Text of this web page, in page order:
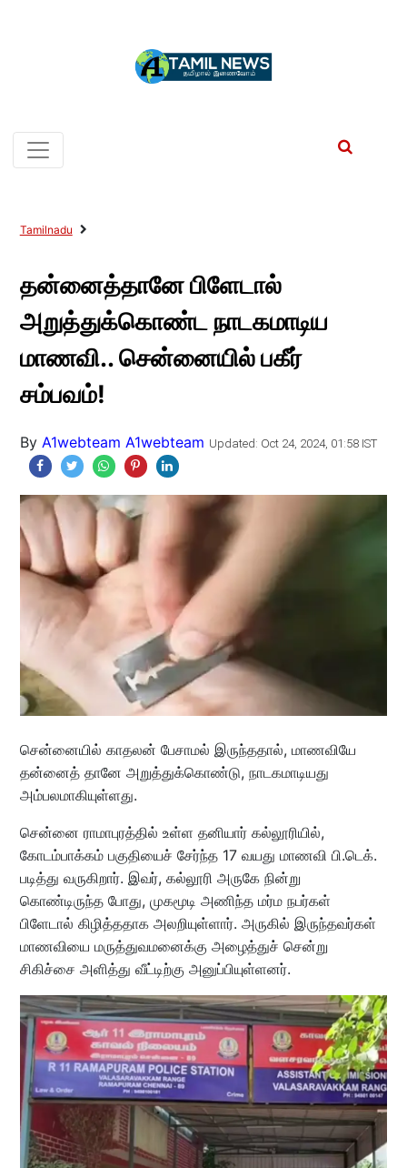
Tamilnadu
தன்னைத்தானே பிளேடால்
அறுத்துக்கொண்ட நாடகமாடிய
மாணவி.. சென்னையில் பகீர்
சம்பவம்!
By A1webteam A1webteam Updated: Oct 24, 2024, 01:58 IST
சென்னையில் காதலன் பேசாமல் இருந்ததால், மாணவியே
தன்னைத் தானே அறுத்துக்கொண்டு, நாடகமாடியது
அம்பலமாகியுள்ளது.
சென்னை ராமாபுரத்தில் உள்ள தனியார் கல்லூரியில்,
கோடம்பாக்கம் பகுதியைச் சேர்ந்த 17 வயது மாணவி பி.டெக்.
படித்து வருகிறார். இவர், கல்லூரி அருகே நின்று
கொண்டிருந்த போது, முகமூடி அணிந்த மர்ம நபர்கள்
பிளேடால் கிழித்ததாக அலறியுள்ளார். அருகில் இருந்தவர்கள்
மாணவியை மருத்துவமனைக்கு அழைத்துச் சென்று
சிகிச்சை அளித்து வீட்டிற்கு அனுப்பியுள்ளனர்.